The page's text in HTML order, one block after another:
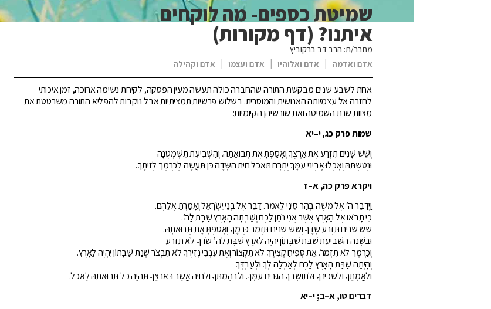
שמיטת כספים- מה לוקחים
איתנו? (דף מקורות)
מחבר/ת: הרב דב ברקוביץ
אדם ואדמה
אדם ואלוהיו אדם ועצמו אדם וקהילה
אחת לשבע שנים מבקשת התורה שהחברה כולה תעשה מעין הפסקה, לקיחת נשימה ארוכה, זמן איכותי
לחזרה אל עצמיותה האנושית והמוסרית. בשלוש פרשיות תמציתיות אבל נוקבות להפליא התורה משרטטת את
מצוות שנת השמיטה ואת שורשיהן הקיומיות:
שמותפרק כג,י–יא
וְשֵׁשׁ שָׁנִים תִּזְרַע אֶת אַרְצֶךָ וְאָסַפְתָּ אֶת תְּבוּאָתָהּ. וְהַשְּׁבִיעִת תִּשְׁמְטֶנָּה
וּנְטַשְׁתָּהּ וְאָכְלוּ אֶבְיֹנֵי עַמֶּךָ יְִתְרָם תּאֹכַל חַיַּת הַשָּׂדֶה כֵּן תַּעֲשֶׂה לְכַרְמְךָ לְזֵיתֶךָ.
ויקראפרקכה,א–ז
וַיְדַבֵּר ה’ אֶל משֶׁה בְּהַר סִינַי לֵאמר. דַּבֵּר אֶל בְּנֵי יִשְׂרָאֵל וְאָמַרְתָּ אֲלֵהֶם.
כִּי תָבֹאוּ אֶל הָאָרֶץ אֲשֶׁר אֲנִי נֹתֵן לָכֶם וְשָׁבְתָה הָאָרֶץ שַׁבָּת לַה’.
שֵׁשׁ שָׁנִים תִּזְרַע שָׂדֶךָ וְשֵׁשׁ שָׁנִים תִּזְמֹר כַּרְמֶךָ וְאָסַפְתָּ אֶת תְּבוּאָתָהּ.
וּבַשָּׁנָה הַשְּׁבִיעִת שַׁבַּת שַׁבָּתוֹן יִהְיֶה לָאָרֶץ שַׁבָּת לַה’ שָׂדְךָ לֹא תִזְרָע
וְכַרְמְךָ לֹא תִזְמרֹ. אֵת סְפִיחַ קְצִירְךָ לֹא תִקְצוֹר וְאֶת עִנְּבֵי נְזִירֶךָ לֹא תִבְצֹר שְׁנַת שַׁבָּתוֹן יִהְיֶה לָאָרֶץ.
וְהָיְתָה שַׁבַּת הָאָרֶץ לָכֶם לְאָכְלָה לְךָ וּלְעַבְדְּךָ
וְלַאֲמָתֶךָ וְלִשְׂכִירְךָ וּלְתוֹשָׁבְךָ הַגָּרִים עִמָּךְ. וְלִבְהֶמְתְּךָ וְלַחַיָּה אֲשֶׁר בְּאַרְצֶךָ תִּהְיֶה כָל תְּבוּאָתָהּ לֶאֱכֹל.
דבריםטו,א–ב;י–יא